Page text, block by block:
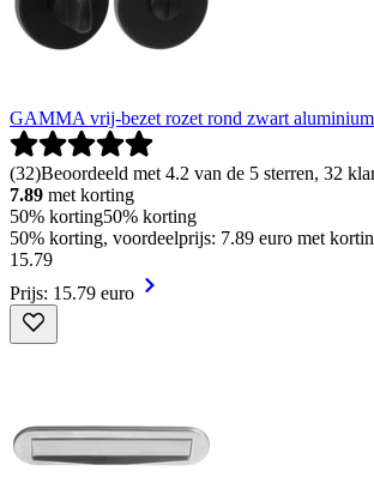
GAMMA vrij-bezet rozet rond zwart aluminium
(32)Beoordeeld met 4.2 van de 5 sterren, 32
7.89 met korting
50% korting50% korting
50% korting, voordeelprijs: 7.89 euro met
15.79
Prijs: 15.79 euro